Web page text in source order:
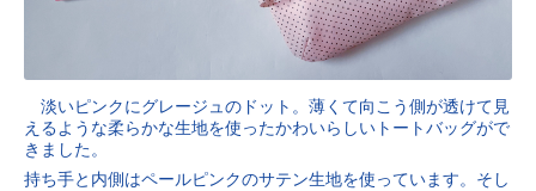
淡いピンクにグレージュのドット。薄くて向こう側が透けて見
えるような柔らかな生地を使ったかわいらしいトートバッグがで
きました。
持ち手と内側はペールピンクのサテン生地を使っています。そし